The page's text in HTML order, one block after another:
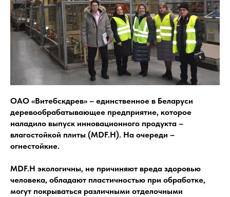
ОАО «Витебскдрев» – единственное в Беларуси
деревообрабатывающее предприятие, которое
наладило выпуск инновационного продукта –
влагостойкой плиты (MDF.Н). На очереди –
огнестойкие.
MDF.H экологичны, не причиняют вреда здоровью
человека, обладают пластичностью при обработке,
могут покрываться различными отделочными